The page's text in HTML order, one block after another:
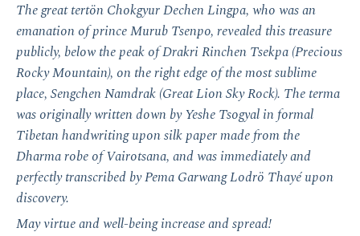
The great tertön Chokgyur Dechen Lingpa, who was an
emanation of prince Murub Tsenpo, revealed this treasure
publicly, below the peak of Drakri Rinchen Tsekpa (Precious
Rocky Mountain), on the right edge of the most sublime
place, Sengchen Namdrak (Great Lion Sky Rock). The terma
was originally written down by Yeshe Tsogyal in formal
Tibetan handwriting upon silk paper made from the
Dharma robe of Vairotsana, and was immediately and
perfectly transcribed by Pema Garwang Lodrö Thayé upon
discovery.
May virtue and well-being increase and spread!